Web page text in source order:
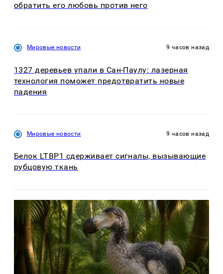
обратить его любовь против него
Мировые новости 9 часов назад
1327 деревьев упали в Сан-Паулу: лазерная
технология поможет предотвратить новые
падения
Мировые новости 9 часов назад
Белок LTBP1 сдерживает сигналы, вызывающие
рубцовую ткань